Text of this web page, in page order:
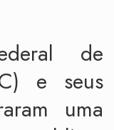
de
e seus
uma